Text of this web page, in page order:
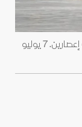
دمار ‌واسع في إقليم هوبي بوسط الصين بسبب إعصارين. 7 يوليو